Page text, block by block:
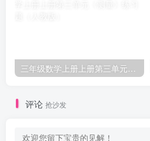
评论 抢沙发